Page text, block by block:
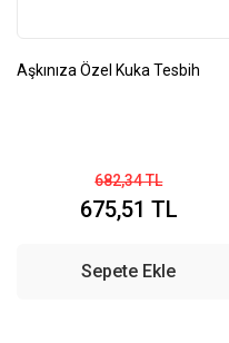
Aşkınıza Özel Kuka Tesbih
682,34 TL
675,51 TL
Sepete Ekle